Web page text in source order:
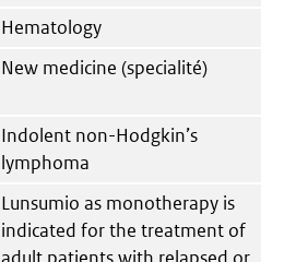
Hematology
New medicine (specialité)
Indolent non-Hodgkin’s
lymphoma
Lunsumio as monotherapy is
indicated for the treatment of